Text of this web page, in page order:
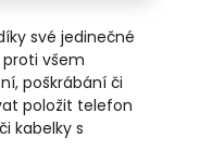
své jedinečné
všem
poškrábání či
položit telefon
kabelky s